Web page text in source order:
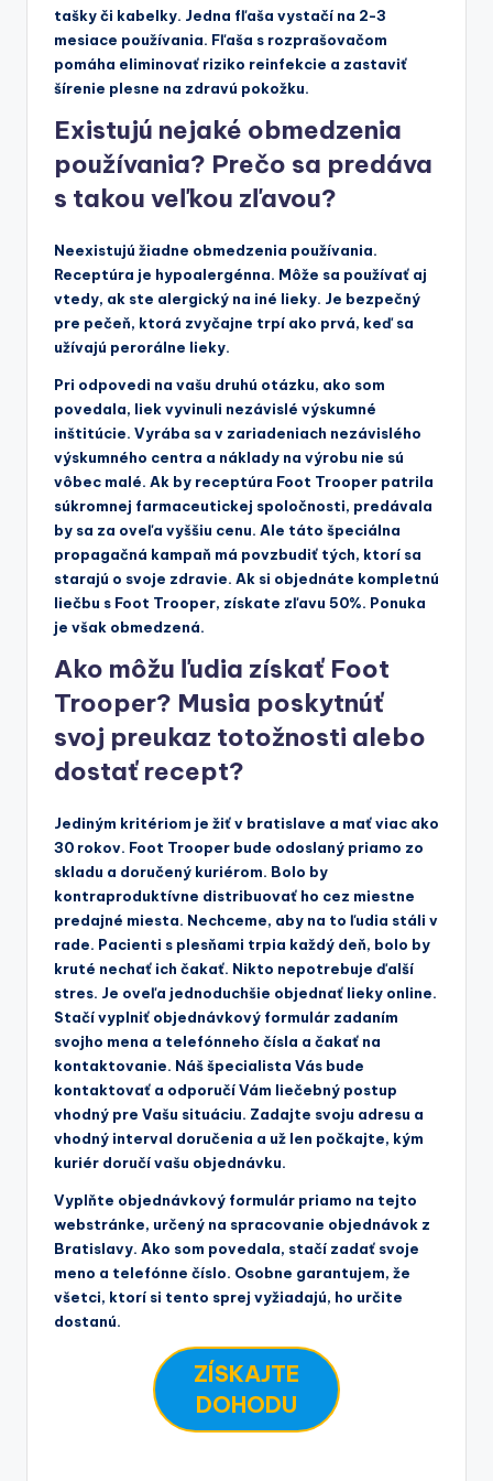
tašky či kabelky. Jedna fľaša vystačí na 2-3
mesiace používania. Fľaša s rozprašovačom
pomáha eliminovať riziko reinfekcie a zastaviť
šírenie plesne na zdravú pokožku.
Existujú nejaké obmedzenia
používania? Prečo sa predáva
s takou veľkou zľavou?
Neexistujú žiadne obmedzenia používania.
Receptúra je hypoalergénna. Môže sa používať aj
vtedy, ak ste alergický na iné lieky. Je bezpečný
pre pečeň, ktorá zvyčajne trpí ako prvá, keď sa
užívajú perorálne lieky.
Pri odpovedi na vašu druhú otázku, ako som
povedala, liek vyvinuli nezávislé výskumné
inštitúcie. Vyrába sa v zariadeniach nezávislého
výskumného centra a náklady na výrobu nie sú
vôbec malé. Ak by receptúra Foot Trooper patrila
súkromnej farmaceutickej spoločnosti, predávala
by sa za oveľa vyššiu cenu. Ale táto špeciálna
propagačná kampaň má povzbudiť tých, ktorí sa
starajú o svoje zdravie. Ak si objednáte kompletnú
liečbu s Foot Trooper, získate zľavu 50%. Ponuka
je však obmedzená.
Ako môžu ľudia získať Foot
Trooper? Musia poskytnúť
svoj preukaz totožnosti alebo
dostať recept?
Jediným kritériom je žiť v bratislave a mať viac ako
30 rokov. Foot Trooper bude odoslaný priamo zo
skladu a doručený kuriérom. Bolo by
kontraproduktívne distribuovať ho cez miestne
predajné miesta. Nechceme, aby na to ľudia stáli v
rade. Pacienti s plesňami trpia každý deň, bolo by
kruté nechať ich čakať. Nikto nepotrebuje ďalší
stres. Je oveľa jednoduchšie objednať lieky online.
Stačí vyplniť objednávkový formulár zadaním
svojho mena a telefónneho čísla a čakať na
kontaktovanie. Náš špecialista Vás bude
kontaktovať a odporučí Vám liečebný postup
vhodný pre Vašu situáciu. Zadajte svoju adresu a
vhodný interval doručenia a už len počkajte, kým
kuriér doručí vašu objednávku.
Vyplňte objednávkový formulár priamo na tejto
webstránke, určený na spracovanie objednávok z
Bratislavy. Ako som povedala, stačí zadať svoje
meno a telefónne číslo. Osobne garantujem, že
všetci, ktorí si tento sprej vyžiadajú, ho určite
dostanú.
ZÍSKAJTE
DOHODU